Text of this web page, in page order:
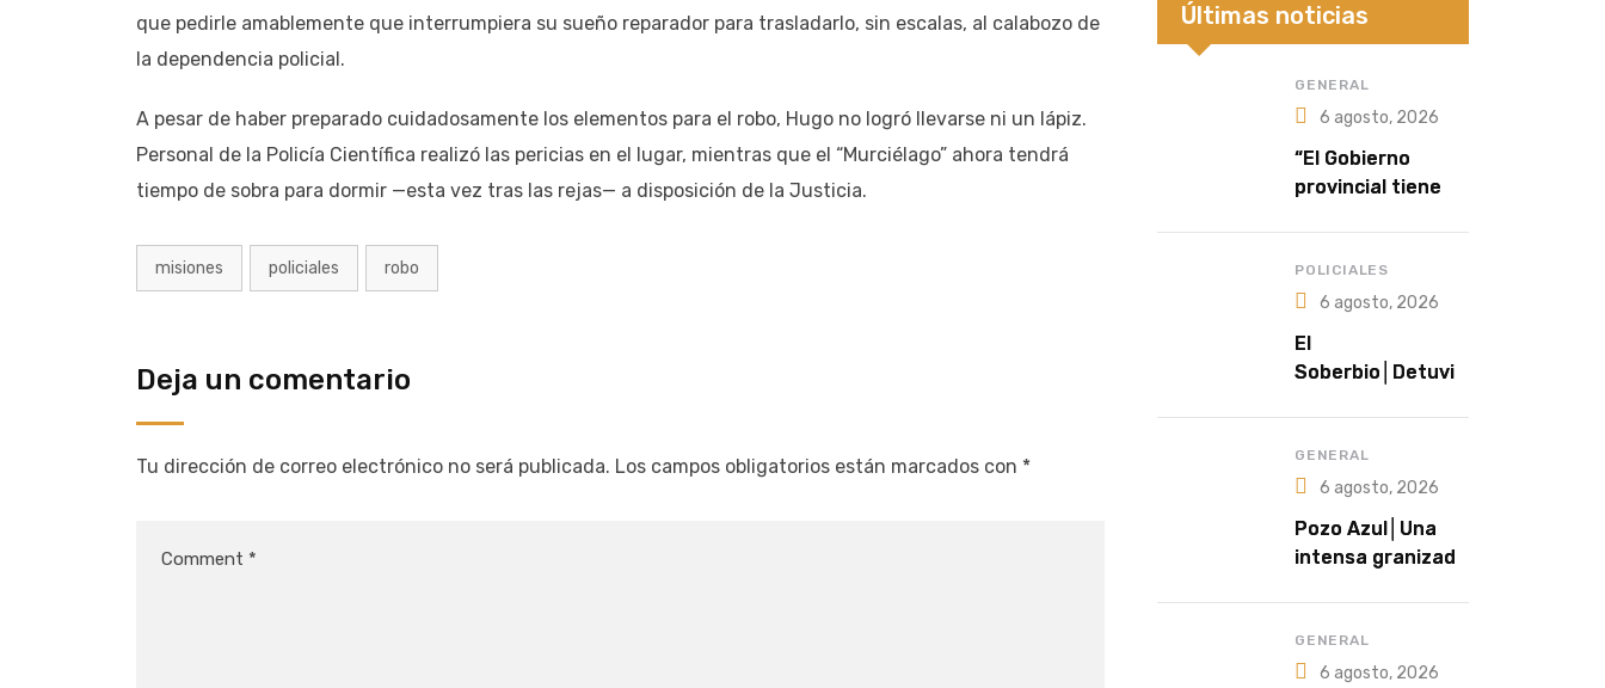
que pedirle amablemente que interrumpiera su sueño reparador para trasladarlo, sin escalas, al calabozo de
la dependencia policial.
A pesar de haber preparado cuidadosamente los elementos para el robo, Hugo no logró llevarse ni un lápiz.
Personal de la Policía Científica realizó las pericias en el lugar, mientras que el “Murciélago” ahora tendrá
tiempo de sobra para dormir —esta vez tras las rejas— a disposición de la Justicia.
misiones policiales robo
Deja un comentario
Tu dirección de correo electrónico no será publicada. Los campos obligatorios están marcados con *
Últimas noticias
GENERAL
6 agosto, 2026
“El Gobierno
provincial tiene a
prioritaria”
POLICIALES
6 agosto, 2026
El
Soberbio│Detuvie
de intentar
abusar de una
niña en El
Soberbio
GENERAL
6 agosto, 2026
Pozo Azul│Una
intensa granizada
cubrió de blanco
sectores de la
GENERAL
6 agosto, 2026